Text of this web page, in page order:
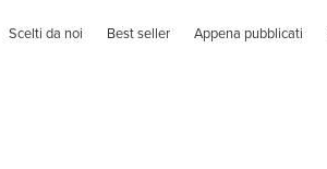
Scelti da noi Best seller Appena pubblicati